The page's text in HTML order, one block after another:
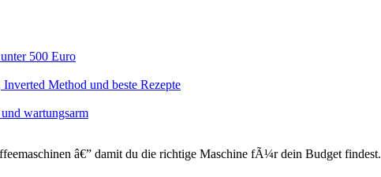
500 Euro
Method und beste Rezepte
wartungsarm
â€” damit du die richtige Maschine fÃ¼r dein Budget findest.